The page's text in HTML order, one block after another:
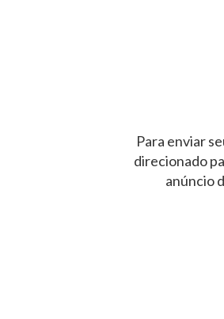
Para enviar
direcionado
anúncio